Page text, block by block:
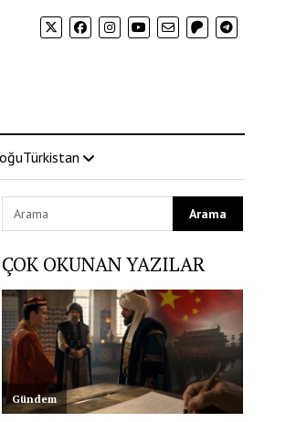
ÇOK OKUNAN YAZILAR